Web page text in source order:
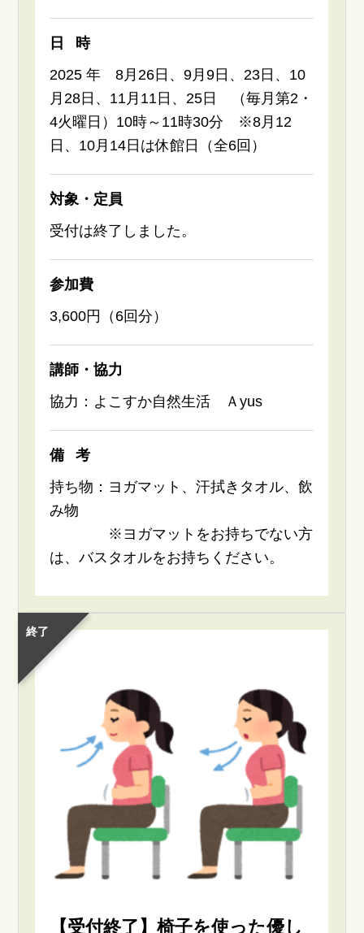
日時
2025 年 8月26日、9月9日、23日、10
月28日、11月11日、25日 （毎月第2・
4火曜日）10時～11時30分 ※8月12
日、10月14日は休館日（全6回）
対象・定員
受付は終了しました。
参加費
3,600円（6回分）
講師・協力
協力：よこすか自然生活 Ａyus
備考
持ち物：ヨガマット、汗拭きタオル、飲
み物
※ヨガマットをお持ちでない方
は、バスタオルをお持ちください。
終了
【受付終了】椅子を使った優し